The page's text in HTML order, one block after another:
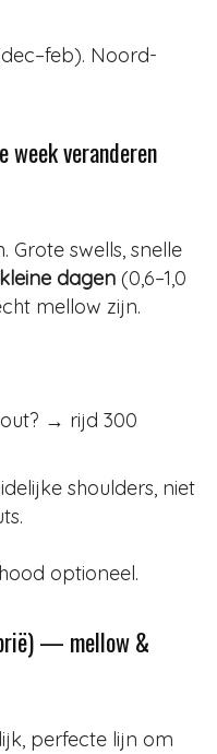
Noord-
week veranderen
swells, snelle
dagen (0,6–1,0
mellow zijn.
→ rijd 300
shoulders, niet
optioneel.
— mellow &
perfecte lijn om